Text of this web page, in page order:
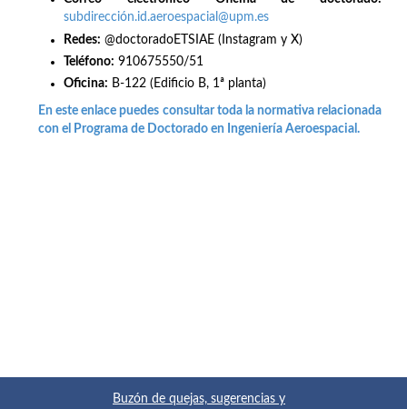
subdirección.id.aeroespacial@upm.es
Redes: @doctoradoETSIAE (Instagram y X)
Teléfono: 910675550/51
Oficina: B-122 (Edificio B, 1ª planta)
En este enlace puedes consultar toda la normativa relacionada
con el Programa de Doctorado en Ingeniería Aeroespacial.
Buzón de quejas, sugerencias y